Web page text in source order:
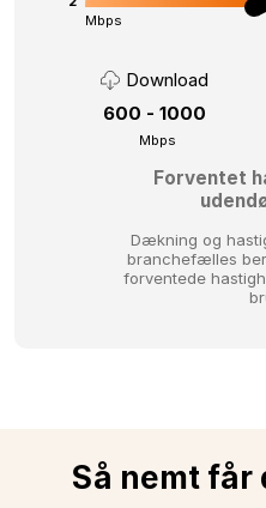
Mbps
Download
600 - 1000
Mbps
Forventet
Dækning og
branchefælles
forventede
Så nemt får